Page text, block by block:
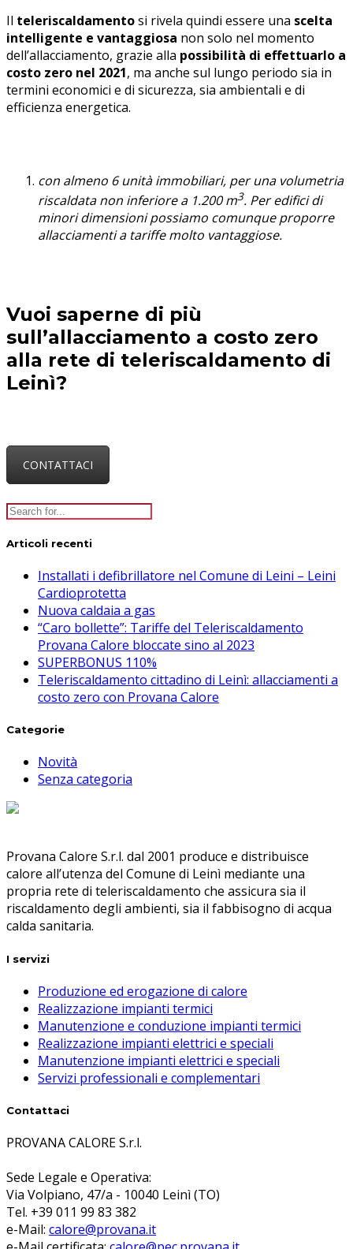
Il teleriscaldamentosi rivela quindi essere una scelta
intelligente e vantaggiosa non solo nel momento
dell’allacciamento, grazie alla possibilità di effettuarlo a
costo zero nel 2021, ma anche sul lungo periodo sia in
termini economici e di sicurezza, sia ambientali e di
efficienza energetica.
con almeno 6 unità immobiliari, per una volumetria
riscaldata non inferiore a 1.200 m3. Per edifici di
minori dimensioni possiamo comunque proporre
allacciamenti a tariffe molto vantaggiose.
Vuoi saperne di più
sull’allacciamento a costo zero
alla rete di teleriscaldamento di
Leinì?
CONTATTACI
Articoli recenti
Installati i defibrillatore nel Comune di Leini – Leini
Cardioprotetta
Nuova caldaia a gas
“Caro bollette”: Tariffe del Teleriscaldamento
Provana Calore bloccate sino al 2023
SUPERBONUS 110%
Teleriscaldamento cittadino di Leinì: allacciamenti a
costo zero con Provana Calore
Categorie
Novità
Senza categoria
Provana Calore S.r.l. dal 2001 produce e distribuisce
calore all’utenza del Comune di Leinì mediante una
propria rete di teleriscaldamento che assicura sia il
riscaldamento degli ambienti, sia il fabbisogno di acqua
calda sanitaria.
I servizi
Produzione ed erogazione di calore
Realizzazione impianti termici
Manutenzione e conduzione impianti termici
Realizzazione impianti elettrici e speciali
Manutenzione impianti elettrici e speciali
Servizi professionali e complementari
Contattaci
PROVANA CALORE S.r.l.
Sede Legale e Operativa:
Via Volpiano, 47/a - 10040 Leinì (TO)
Tel. +39 011 99 83 382
e-Mail: calore@provana.it